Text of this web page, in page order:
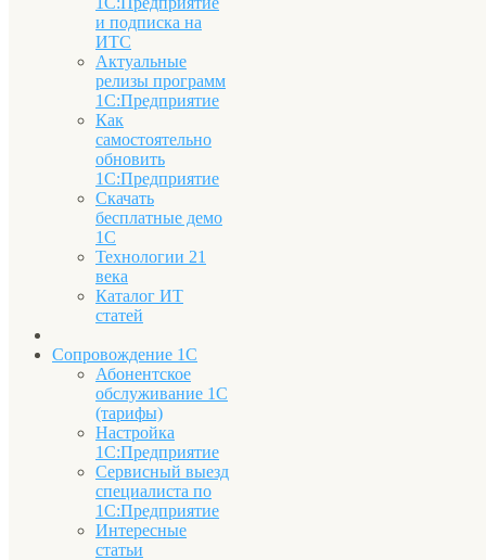
и подписка на
ИТС
Актуальные
релизы программ
1С:Предприятие
Как
самостоятельно
обновить
1С:Предприятие
Скачать
бесплатные демо
1С
Технологии 21
века
Каталог ИТ
статей
Сопровождение 1С
Абонентское
обслуживание 1С
(тарифы)
Настройка
1С:Предприятие
Сервисный выезд
специалиста по
1С:Предприятие
Интересные
статьи